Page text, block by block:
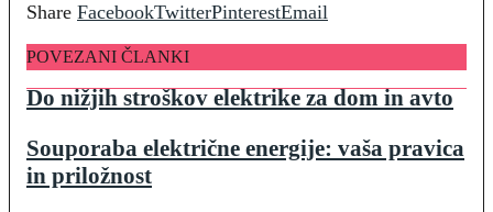
Share FacebookTwitterPinterestEmail
POVEZANI ČLANKI
Do nižjih stroškov elektrike za dom in avto
Souporaba električne energije: vaša pravica
in priložnost